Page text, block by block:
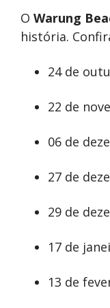
O Warung
história.
24 de
22 de
06 de
27 de
29 de
17 de
13 de